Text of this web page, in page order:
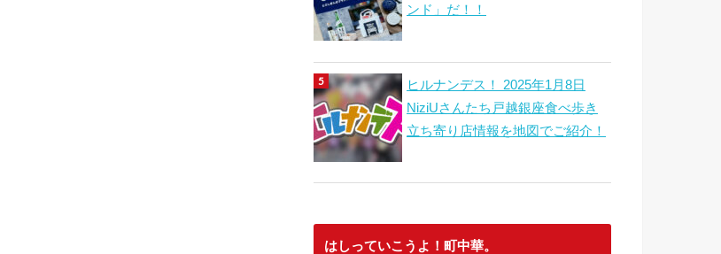
ンド」だ！！
ヒルナンデス！ 2025年1月8日
NiziUさんたち戸越銀座食べ歩き
立ち寄り店情報を地図でご紹介！
はしっていこうよ！町中華。